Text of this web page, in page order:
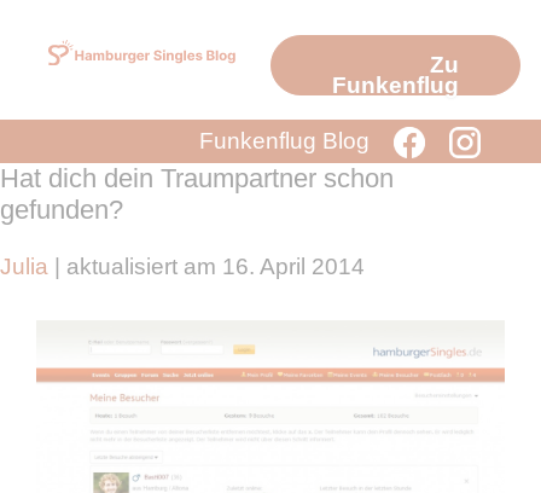
Inhalt
Zu
Funkenflug
Funkenflug Blog
Hat dich dein Traumpartner schon
gefunden?
Julia | aktualisiert am 16. April 2014